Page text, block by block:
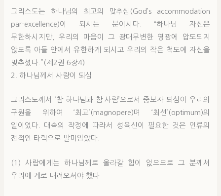
그리스도는 하나님의 최고의 맞추심(God’s accommodation
par-excellence)이 되시는 분이시다. “하나님 자신은
무한하시지만, 우리의 마음이 그 광대무변한 영광에 압도되지
않도록 아들 안에서 유한하게 되시고 우리의 작은 척도에 자신을
맞추셨다.”(제2권 6장4)
2. 하나님께서 사람이 되심
그리스도께서 ‘참 하나님과 참 사람’으로서 중보자 되심이 우리의
구원을 위하여 ‘최고’(magnopere)며 ‘최선’(optimum)의
일이었다. 대속의 작정에 따라서 성육신이 필요한 것은 인류의
전적인 타락으로 말미암았다.
(1) 사람에게는 하나님께로 올라갈 힘이 없으므로 그 분께서
우리에 게로 내려오셔야 했다.